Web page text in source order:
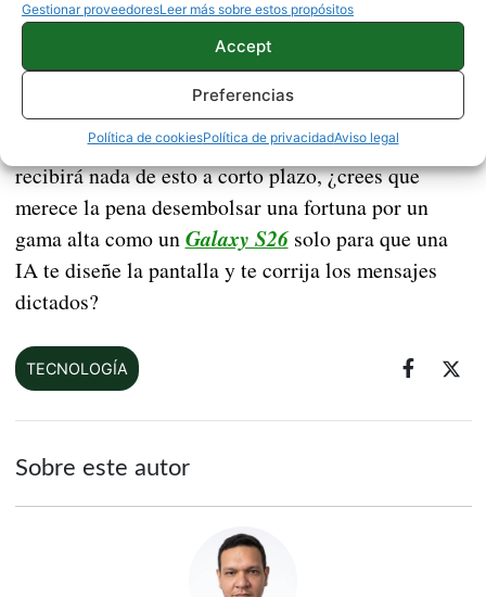
Gestionar proveedoresLeer más sobre estos propósitos
Accept
Preferencias
Política de cookiesPolítica de privacidadAviso legal
El despliegue de todo este ecosistema inteligente
comenzará en verano para los teléfonos más
avanzados del mercado, con planes de saltar más
adelante a otros formatos como relojes o gafas.
Sabiendo que tu móvil actual probablemente no
recibirá nada de esto a corto plazo, ¿crees que
merece la pena desembolsar una fortuna por un
gama alta como unGalaxy S26solo para que una
IA te diseñe la pantalla y te corrija los mensajes
dictados?
TECNOLOGÍA
Sobre este autor